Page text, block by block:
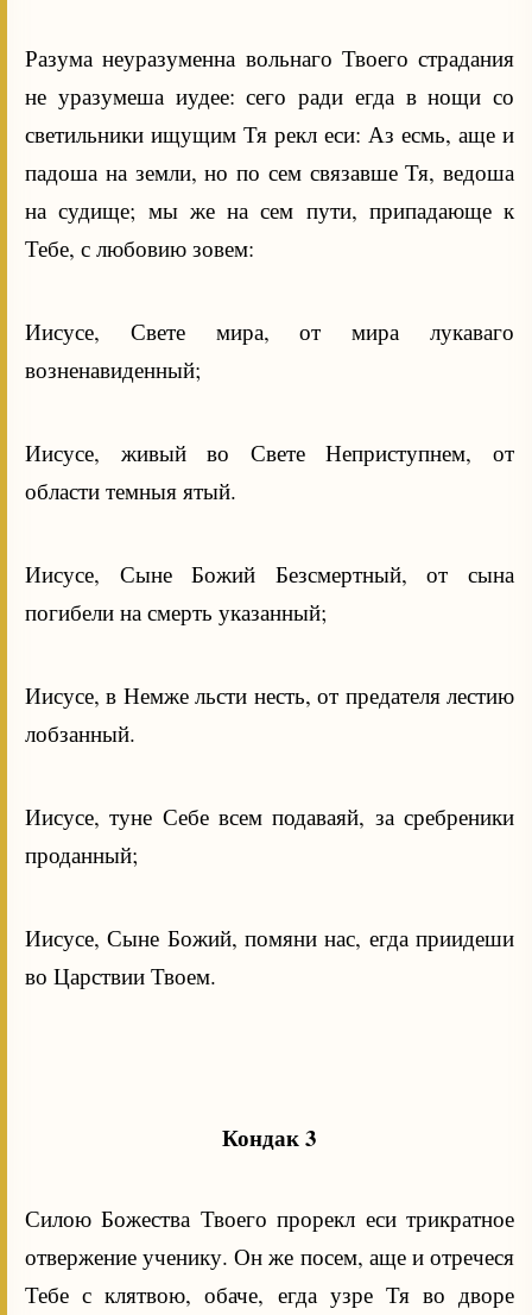
Разума неуразуменна вольнаго Твоего страдания
не уразумеша иудее: сего ради егда в нощи со
светильники ищущим Тя рекл еси: Аз есмь, аще и
падоша на земли, но по сем связавше Тя, ведоша
на судище; мы же на сем пути, припадающе к
Тебе, с любовию зовем:
Иисусе, Свете мира, от мира лукаваго
возненавиденный;
Иисусе, живый во Свете Неприступнем, от
области темныя ятый.
Иисусе, Сыне Божий Безсмертный, от сына
погибели на смерть указанный;
Иисусе, в Немже льсти несть, от предателя лестию
лобзанный.
Иисусе, туне Себе всем подаваяй, за сребреники
проданный;
Иисусе, Сыне Божий, помяни нас, егда приидеши
во Царствии Твоем.
Кондак 3
Силою Божества Твоего прорекл еси трикратное
отвержение ученику. Он же посем, аще и отречеся
Тебе с клятвою, обаче, егда узре Тя во дворе